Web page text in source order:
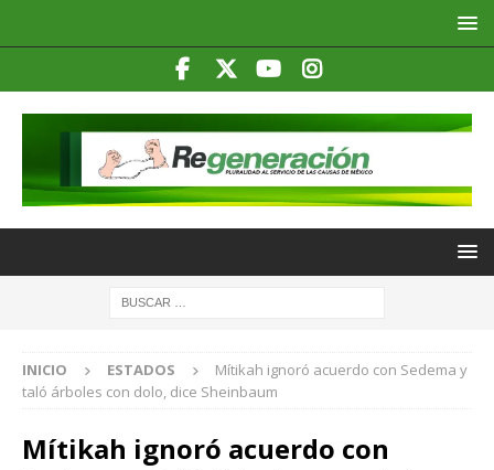
INICIO ESTADOS
Mítikah ignoró acuerdo con Sedema y
taló árboles con dolo, dice Sheinbaum
Mítikah ignoró acuerdo con